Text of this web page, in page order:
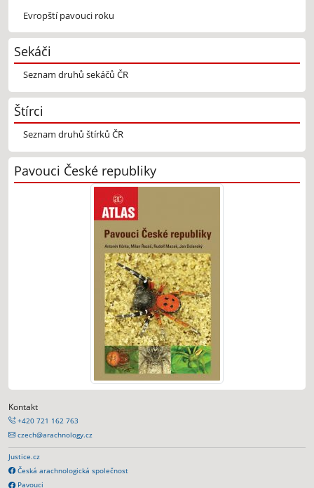
Evropští pavouci roku
Sekáči
Seznam druhů sekáčů ČR
Štírci
Seznam druhů štírků ČR
Pavouci České republiky
Kontakt
+420 721 162 763
czech@arachnology.cz
Justice.cz
Česká arachnologická společnost
Pavouci